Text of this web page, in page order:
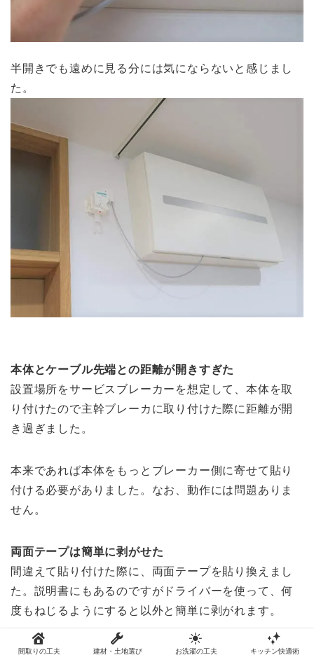
半開きでも遠めに見る分には気にならないと感じまし
た。
本体とケーブル先端との距離が開きすぎた
設置場所をサービスブレーカーを想定して、本体を取
り付けたので主幹ブレーカに取り付けた際に距離が開
き過ぎました。
本来であれば本体をもっとブレーカー側に寄せて貼り
付ける必要がありました。なお、動作には問題ありま
せん。
両面テープは簡単に剥がせた
間違えて貼り付けた際に、両面テープを貼り換えまし
た。説明書にもあるのですがドライバーを使って、何
度もねじるようにすると以外と簡単に剥がれます。
接着用のテープは専用のものがあるようです。交換用
間取りの工夫 建材・土地選び お洗濯の工夫 キッチン快適術